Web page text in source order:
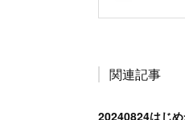
関連記事
20240824はじ